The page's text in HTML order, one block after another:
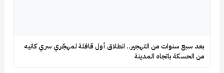
بعد سبع سنوات من التهجير.. انطلاق أول قافلة لمهجّري سري كانيه
من الحسكة باتجاه المدينة